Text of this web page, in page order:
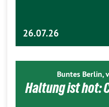
26.07.26
Buntes Berlin,
Haltung ist hot: